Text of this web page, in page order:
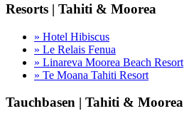
Resorts | Tahiti & Moorea
» Hotel Hibiscus
» Le Relais Fenua
» Linareva Moorea Beach Resort
» Te Moana Tahiti Resort
Tauchbasen | Tahiti & Moorea